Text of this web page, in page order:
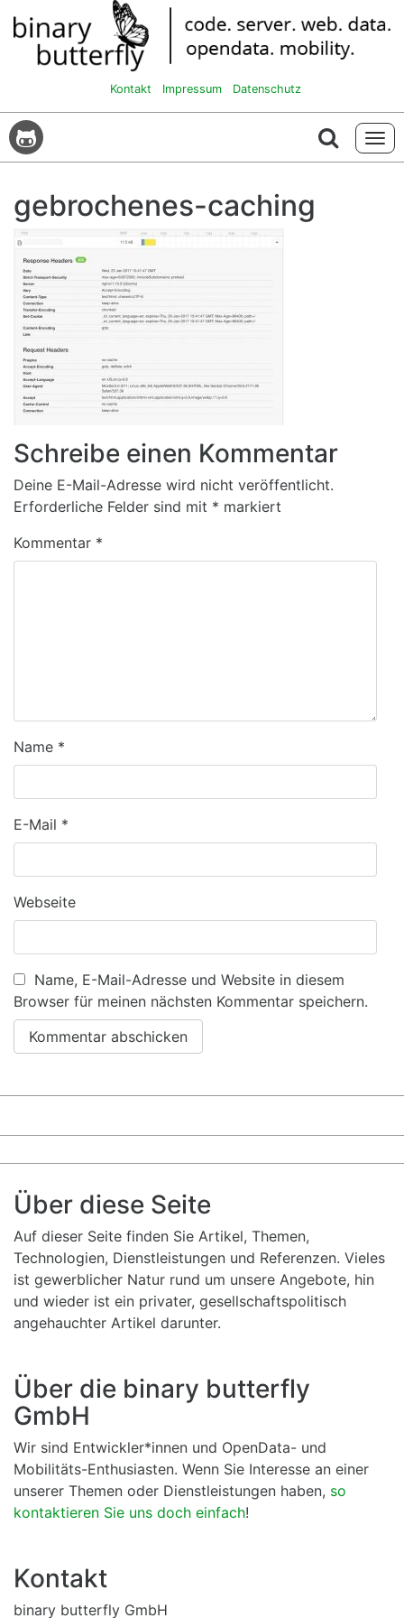
Kontakt Impressum Datenschutz
gebrochenes-caching
Schreibe einen Kommentar
Deine E-Mail-Adresse wird nicht veröffentlicht.
Erforderliche Felder sind mit * markiert
Kommentar *
Name *
E-Mail *
Webseite
Name, E-Mail-Adresse und Website in diesem
Browser für meinen nächsten Kommentar speichern.
Über diese Seite
Auf dieser Seite finden Sie Artikel, Themen,
Technologien, Dienstleistungen und Referenzen. Vieles
ist gewerblicher Natur rund um unsere Angebote, hin
und wieder ist ein privater, gesellschaftspolitisch
angehauchter Artikel darunter.
Über die binary butterfly
GmbH
Wir sind Entwickler*innen und OpenData- und
Mobilitäts-Enthusiasten. Wenn Sie Interesse an einer
unserer Themen oder Dienstleistungen haben, so
kontaktieren Sie uns doch einfach!
Kontakt
binary butterfly GmbH